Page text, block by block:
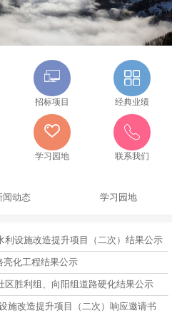
招标项目 经典业绩
学习园地 联系我们
闻动态 学习园地
利设施改造提升项目（二次）结果公示
亮化工程结果公示
区胜利组、向阳组道路硬化结果公示
施改造提升项目（二次）响应邀请书